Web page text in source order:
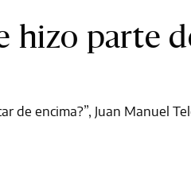
hizo parte
de encima?”, Juan Manuel